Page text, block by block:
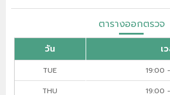
ตารางออกตรวจ
วัน เ
TUE
19:00
THU
19:00